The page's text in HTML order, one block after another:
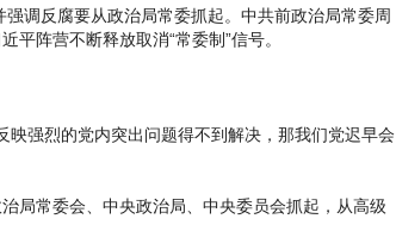
反腐要从政治局常委抓起。中共前政治局常委周
平阵营不断释放取消“常委制”信号。
映强烈的党内突出问题得不到解决，那我们党迟早会
局常委会、中央政治局、中央委员会抓起，从高级